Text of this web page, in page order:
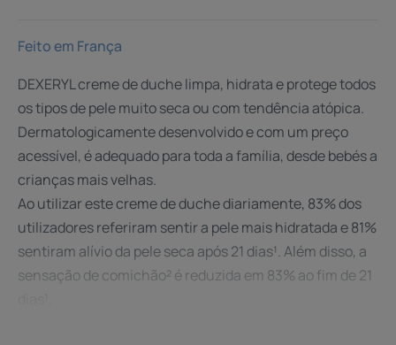
Feito em França
DEXERYL creme de duche limpa, hidrata e protege todos
os tipos de pele muito seca ou com tendência atópica.
Dermatologicamente desenvolvido e com um preço
acessível, é adequado para toda a família, desde bebés a
crianças mais velhas.
Ao utilizar este creme de duche diariamente, 83% dos
utilizadores referiram sentir a pele mais hidratada e 81%
sentiram alívio da pele seca após 21 dias¹. Além disso, a
sensação de comichão² é reduzida em 83% ao fim de 21